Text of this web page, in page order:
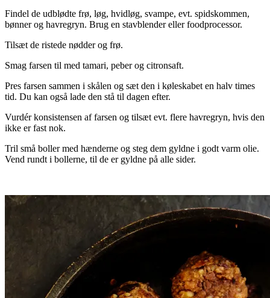
Findel de udblødte frø, løg, hvidløg, svampe, evt. spidskommen,
bønner og havregryn. Brug en stavblender eller foodprocessor.
Tilsæt de ristede nødder og frø.
Smag farsen til med tamari, peber og citronsaft.
Pres farsen sammen i skålen og sæt den i køleskabet en halv times
tid. Du kan også lade den stå til dagen efter.
Vurdér konsistensen af farsen og tilsæt evt. flere havregryn, hvis den
ikke er fast nok.
Tril små boller med hænderne og steg dem gyldne i godt varm olie.
Vend rundt i bollerne, til de er gyldne på alle sider.